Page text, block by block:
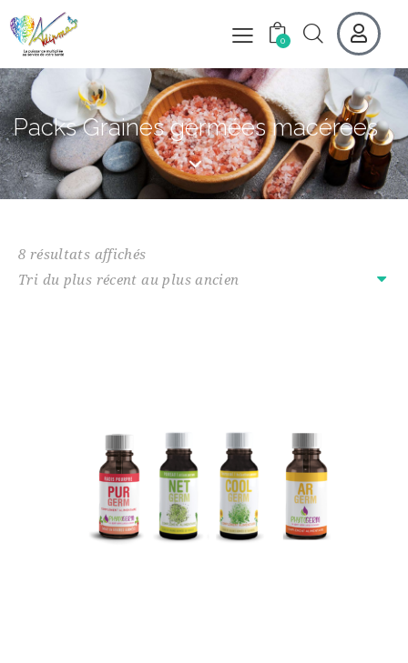
0
Packs Graines germées macérées
8 résultats affichés